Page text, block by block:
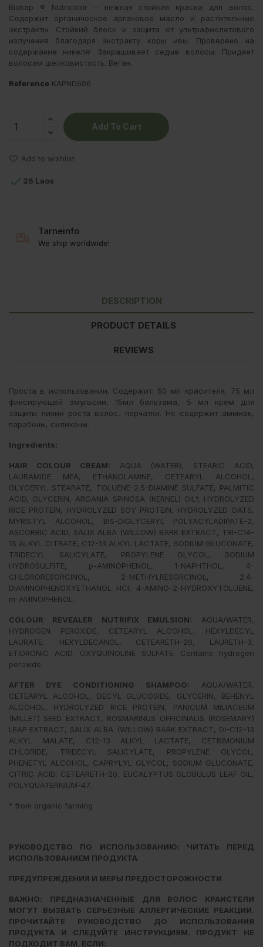
Biokap ® Nutricolor – нежная стойкая краска для волос.
Содержит органическое аргановое масло и растительные
экстракты. Стойкий блеск и защита от ультрафиолетового
излучения благодаря экстракту коры ивы. Проверено на
содержание никеля! Закрашивает седые волосы. Придает
волосам шелковистость. Веган.
Reference KAPND606
Add To Cart
Add to wishlist
 26 Laos
Tarneinfo
We ship worldwide!
DESCRIPTION
PRODUCT DETAILS
REVIEWS
Проста в использовании. Содержит: 50 мл красителя, 75 мл
фиксирующей эмульсии, 15мл бальзама, 5 мл крем для
защиты линии роста волос, перчатки. Не содержит аммиак,
парабены, силиконы.
Ingredients:
HAIR COLOUR CREAM: AQUA (WATER), STEARIC ACID,
LAURAMIDE MEA, ETHANOLAMINE, CETEARYL ALCOHOL,
GLYCERYL STEARATE, TOLUENE-2.5-DIAMINE SULFATE, PALMITIC
ACID, GLYCERIN, ARGANIA SPINOSA (KERNEL) OIL°, HYDROLYZED
RICE PROTEIN, HYDROLYZED SOY PROTEIN, HYDROLYZED OATS,
MYRISTYL ALCOHOL, BIS-DIGLYCERYL POLYACYLADIPATE-2,
ASCORBIC ACID, SALIX ALBA (WILLOW) BARK EXTRACT, TRI-C14-
15 ALKYL CITRATE, C12-13 ALKYL LACTATE, SODIUM GLUCONATE,
TRIDECYL SALICYLATE, PROPYLENE GLYCOL, SODIUM
HYDROSULFITE, p-AMINOPHENOL, 1-NAPHTHOL, 4-
CHLORORESORCINOL, 2-METHYLRESORCINOL, 2.4-
DIAMINOPHENOXYETHANOL HCI, 4-AMINO-2-HYDROXYTOLUENE,
m-AMINOPHENOL.
COLOUR REVEALER NUTRIFIX EMULSION: AQUA/WATER,
HYDROGEN PEROXIDE, CETEARYL ALCOHOL, HEXYLDECYL
LAURATE, HEXYLDECANOL, CETEARETH-20, LAURETH-3,
ETIDRONIC ACID, OXYQUINOLINE SULFATE. Contains hydrogen
peroxide.
AFTER DYE CONDITIONING SHAMPOO: AQUA/WATER,
CETEARYL ALCOHOL, DECYL GLUCOSIDE, GLYCERIN, BEHENYL
ALCOHOL, HYDROLYZED RICE PROTEIN, PANICUM MILIACEUM
(MILLET) SEED EXTRACT, ROSMARINUS OFFICINALIS (ROSEMARY)
LEAF EXTRACT, SALIX ALBA (WILLOW) BARK EXTRACT, DI-C12-13
ALKYL MALATE, C12-13 ALKYL LACTATE, CETRIMONIUM
CHLORIDE, TRIDECYL SALICYLATE, PROPYLENE GLYCOL,
PHENETYL ALCOHOL, CAPRYLYL GLYCOL, SODIUM GLUCONATE,
CITRIC ACID, CETEARETH-20, EUCALYPTUS GLOBULUS LEAF OIL,
POLYQUATERNIUM-47.
° from organic farming
РУКОВОДСТВО ПО ИСПОЛЬЗОВАНИЮ: ЧИТАТЬ ПЕРЕД
ИСПОЛЬЗОВАНИЕМ ПРОДУКТА
ПРЕДУПРЕЖДЕНИЯ И МЕРЫ ПРЕДОСТОРОЖНОСТИ
ВАЖНО: ПРЕДНАЗНАЧЕННЫЕ ДЛЯ ВОЛОС КРАИСТЕЛИ
МОГУТ ВЫЗВАТЬ СЕРЬЕЗНЫЕ АЛЛЕРГИЧЕСКИЕ РЕАКЦИИ.
ПРОЧИТАЙТЕ РУКОВОДСТВО ДО ИСПОЛЬЗОВАНИЯ
ПРОДУКТА И СЛЕДУЙТЕ ИНСТРУКЦИЯМ. ПРОДУКТ НЕ
ПОДХОДИТ ВАМ, ЕСЛИ: